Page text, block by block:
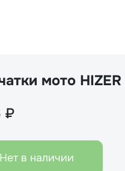
мото
₽
Нет в наличии